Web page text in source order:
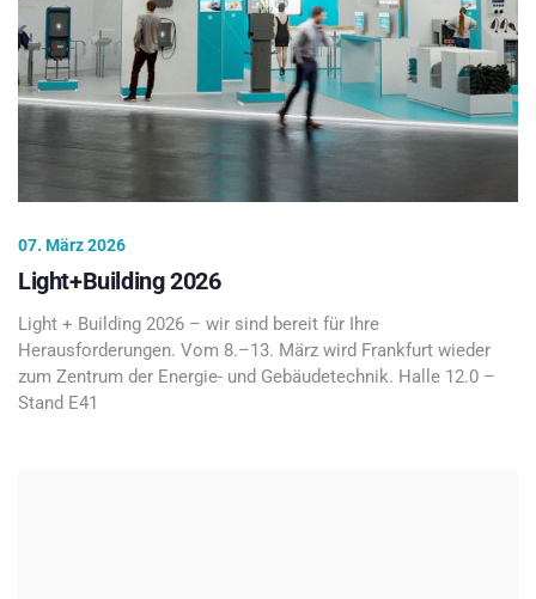
07. März 2026
Light+Building 2026
Light + Building 2026 – wir sind bereit für Ihre
Herausforderungen. Vom 8.–13. März wird Frankfurt wieder
zum Zentrum der Energie- und Gebäudetechnik. Halle 12.0 –
Stand E41